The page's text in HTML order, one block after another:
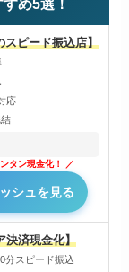
め5選！
スピード振込店】
応
タン現金化！
シュを見る
決済現金化】
分スピード振込